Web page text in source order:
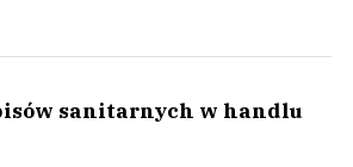
sanitarnych w handlu